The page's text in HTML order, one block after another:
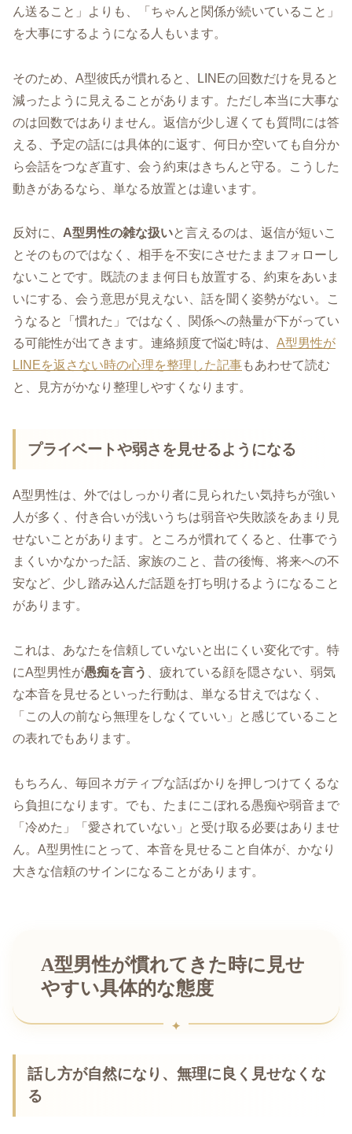
ん送ること」よりも、「ちゃんと関係が続いていること」
を大事にするようになる人もいます。
そのため、A型彼氏が慣れると、LINEの回数だけを見ると
減ったように見えることがあります。ただし本当に大事な
のは回数ではありません。返信が少し遅くても質問には答
える、予定の話には具体的に返す、何日か空いても自分か
ら会話をつなぎ直す、会う約束はきちんと守る。こうした
動きがあるなら、単なる放置とは違います。
反対に、 A型男性の雑な扱いと言えるのは、返信が短いこ
とそのものではなく、相手を不安にさせたままフォローし
ないことです。既読のまま何日も放置する、約束をあいま
いにする、会う意思が見えない、話を聞く姿勢がない。こ
うなると「慣れた」ではなく、関係への熱量が下がってい
る可能性が出てきます。連絡頻度で悩む時は、 A型男性が
LINEを返さない時の心理を整理した記事もあわせて読む
と、見方がかなり整理しやすくなります。
プライベートや弱さを見せるようになる
A型男性は、外ではしっかり者に見られたい気持ちが強い
人が多く、付き合いが浅いうちは弱音や失敗談をあまり見
せないことがあります。ところが慣れてくると、仕事でう
まくいかなかった話、家族のこと、昔の後悔、将来への不
安など、少し踏み込んだ話題を打ち明けるようになること
があります。
これは、あなたを信頼していないと出にくい変化です。特
にA型男性が愚痴を言う
、疲れている顔を隠さない、弱気
な本音を見せるといった行動は、単なる甘えではなく、
「この人の前なら無理をしなくていい」と感じていること
の表れでもあります。
もちろん、毎回ネガティブな話ばかりを押しつけてくるな
ら負担になります。でも、たまにこぼれる愚痴や弱音まで
「冷めた」「愛されていない」と受け取る必要はありませ
ん。A型男性にとって、本音を見せること自体が、かなり
大きな信頼のサインになることがあります。
A型男性が慣れてきた時に見せ
やすい具体的な態度
話し方が自然になり、無理に良く見せなくな
る